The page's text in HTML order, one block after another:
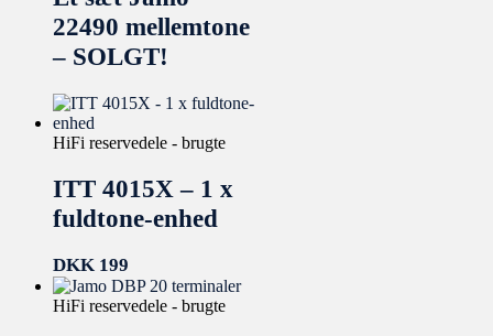
22490 mellemtone
– SOLGT!
HiFi reservedele - brugte
ITT 4015X – 1 x
fuldtone-enhed
DKK 199
HiFi reservedele - brugte